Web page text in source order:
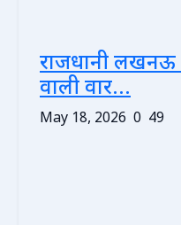
राजधानी
वाली वार...
May 18, 2026 0 49